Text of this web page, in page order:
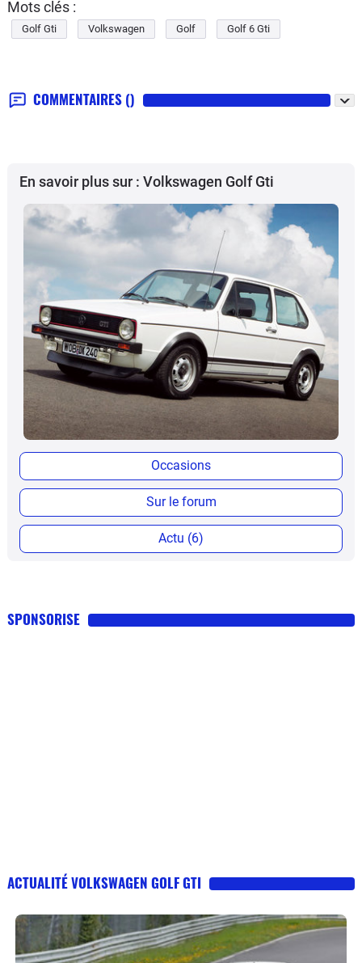
Mots clés :
Golf Gti Volkswagen Golf Golf 6 Gti
COMMENTAIRES ()
En savoir plus sur : Volkswagen Golf Gti
Occasions
Sur le forum
Actu (6)
SPONSORISE
ACTUALITÉ VOLKSWAGEN GOLF GTI